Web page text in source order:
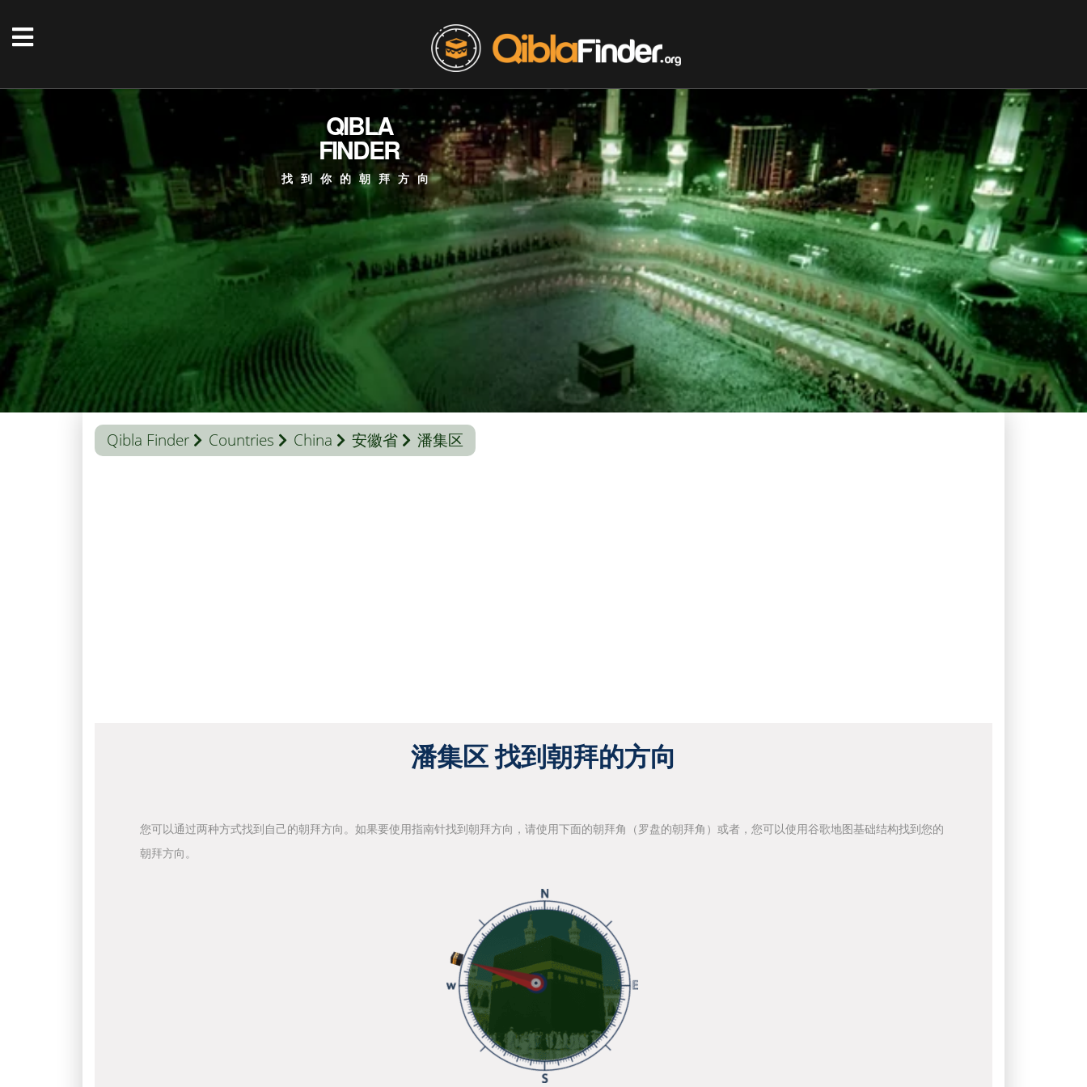
QIBLA
FINDER
找到你的朝拜方向
Qibla Finder Countries China 安徽省 潘集区
潘集区 找到朝拜的方向
您可以通过两种方式找到自己的朝拜方向。如果要使用指南针找到朝拜方向，请使用下面的朝拜角（罗盘的朝拜角）或者，您可以使用谷歌地图基础结构找到您的
朝拜方向。